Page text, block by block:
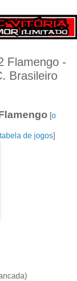
Flamengo -
Brasileiro
[o
tabela de jogos]